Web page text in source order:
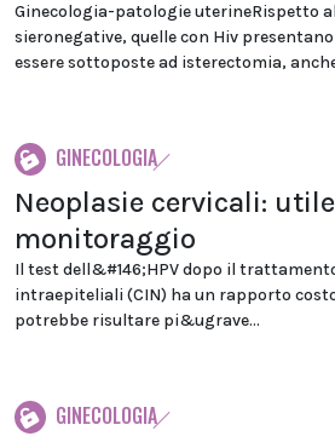
Ginecologia-patologie uterineRispetto
sieronegative, quelle con Hiv
essere sottoposte ad isterectomia,
GINECOLOGIA
Neoplasie cervicali:
monitoraggio
Il test dell&#146;HPV dopo il
intraepiteliali (CIN) ha un rapporto
potrebbe risultare pi&ugrave...
GINECOLOGIA